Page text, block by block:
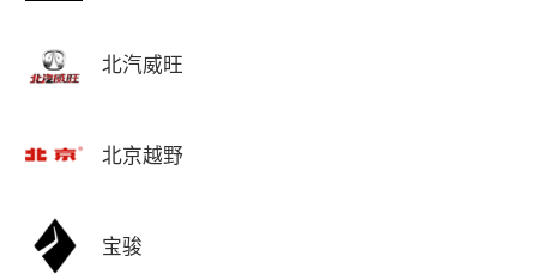
北汽威旺
北京越野
宝骏